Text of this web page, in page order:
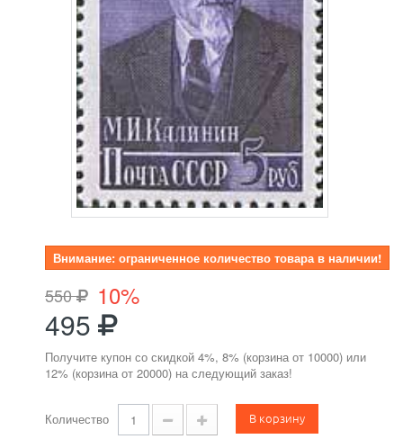
Внимание: ограниченное количество товара в наличии!
550 10%
495
Получите купон со скидкой 4%, 8% (корзина от 10000) или
12% (корзина от 20000) на следующий заказ!
Количество В корзину